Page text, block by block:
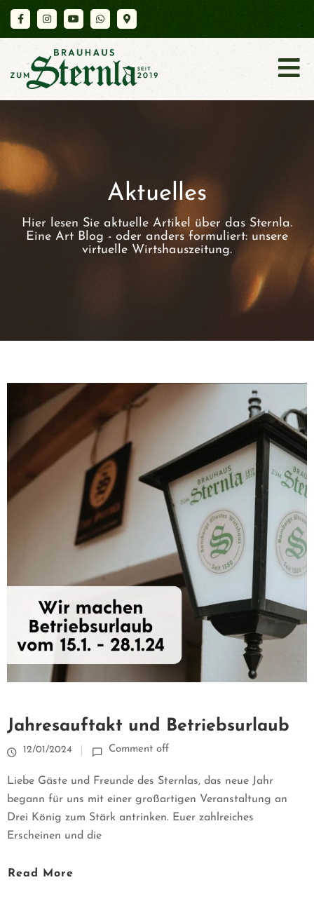
K
A
R
T
E
A
U
E
L
L
E
S
B
I
E
R
W
E
L
T
Ü
Aktuelles
Hier lesen Sie aktuelle Artikel über das Sternla.
Eine Art Blog - oder anders formuliert: unsere
virtuelle Wirtshauszeitung.
Jahresauftakt und Betriebsurlaub
12/01/2024 Comment off
Liebe Gäste und Freunde des Sternlas, das neue Jahr
begann für uns mit einer großartigen Veranstaltung an
Drei König zum Stärk antrinken. Euer zahlreiches
Erscheinen und die
Read More